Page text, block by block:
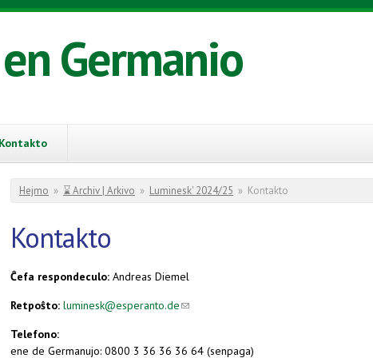
Germanio
Kontakto
You are here
Hejmo » ⌛ Archiv | Arkivo » Luminesk' 2024/25 » Kontakto
Kontakto
Ĉefa respondeculo: Andreas Diemel
Retpoŝto: luminesk@esperanto.de(link sends e-mail)
Telefono:
ene de Germanujo: 0800 3 36 36 36 64 (senpaga)